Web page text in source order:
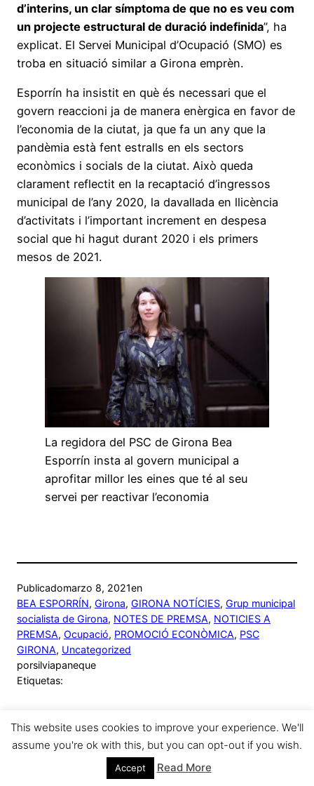
d’interins, un clar símptoma de que no es veu com
un projecte estructural de duració indefinida”, ha
explicat. El Servei Municipal d’Ocupació (SMO) es
troba en situació similar a Girona emprèn.
Esporrín ha insistit en què és necessari que el
govern reaccioni ja de manera enèrgica en favor de
l’economia de la ciutat, ja que fa un any que la
pandèmia està fent estralls en els sectors
econòmics i socials de la ciutat. Això queda
clarament reflectit en la recaptació d’ingressos
municipal de l’any 2020, la davallada en llicència
d’activitats i l’important increment en despesa
social que hi hagut durant 2020 i els primers
mesos de 2021.
La regidora del PSC de Girona Bea
Esporrín insta al govern municipal a
aprofitar millor les eines que té al seu
servei per reactivar l’economia
Publicadomarzo 8, 2021en
BEA ESPORRÍN, Girona, GIRONA NOTÍCIES, Grup municipal
socialista de Girona, NOTES DE PREMSA, NOTICIES A
PREMSA, Ocupació, PROMOCIÓ ECONÒMICA, PSC
GIRONA, Uncategorized
porsilviapaneque
Etiquetas:
Funciona gracias a
This website uses cookies to improve your experience. We'll
assume you're ok with this, but you can opt-out if you wish.
Accept Read More